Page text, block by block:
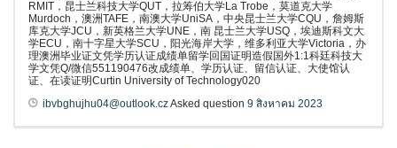
RMIT，昆士兰科技大学QUT，拉筹伯大学La Trobe，莫道克大学
Murdoch，澳洲TAFE，南澳大学UniSA，中央昆士兰大学CQU，詹姆斯
库克大学JCU，新英格兰大学UNE，南 昆士兰大学USQ，埃迪斯科文大
学ECU，南十字星大学SCU，阳光海岸大学，维多利亚大学Victoria，办
理澳洲毕业证文凭学历认证成绩单留学回国证明造假国外1:1科廷科技大
学文凭Q/微信551190476改成绩单、学历认证、留信认证、大使馆认
证、在读证明Curtin University of Technology020
ibvbghujhu04@outlook.czAsked question 9 สิงหาคม 2023